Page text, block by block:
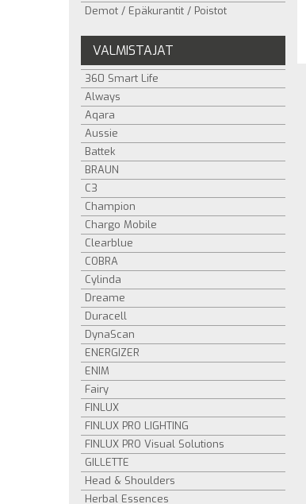
Demot / Epäkurantit / Poistot
VALMISTAJAT
360 Smart Life
Always
Aqara
Aussie
Battek
BRAUN
C3
Champion
Chargo Mobile
Clearblue
COBRA
Cylinda
Dreame
Duracell
DynaScan
ENERGIZER
ENIM
Fairy
FINLUX
FINLUX PRO LIGHTING
FINLUX PRO Visual Solutions
GILLETTE
Head & Shoulders
Herbal Essences